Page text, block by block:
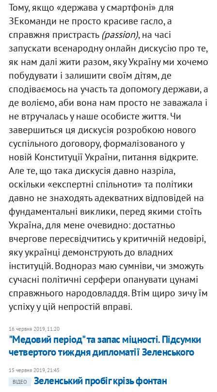
Тому, якщо «держава у смартфоні» для
ЗЕкоманди не просто красиве гасло, а
справжня пристрасть (passion), на часі
запускати всенародну онлайн дискусію про те,
як нам далі жити разом, яку Україну ми хочемо
побудувати і залишити своїм дітям, де
сподіваємось на участь та допомогу держави, а
де воліємо, аби вона нам просто не заважала і
не втручалась у наше особисте життя. Чи
завершиться ця дискусія розробкою нового
суспільного договору, формалізованого у
новій Конституції України, питання відкрите.
Але те, що така дискусія давно назріла,
оскільки «експертні спільноти» та політики
давно не знаходять адекватних відповідей на
фундаментальні виклики, перед якими стоїть
Україна, для мене очевидно: достатньо
вчергове пересвідчитись у критичній недовірі,
яку українці демонструють до владних
інституцій. Воднораз маю сумніви, чи зможуть
сучасні політичні серфери опанувати цунамі
справжнього народовладдя. Втім щиро зичу їм
успіху у цій непростій вправі.
16 червня 2019, 11:20
"Медовий період" та запас міцності. Підсумки
четвертого тиждня дипломатії Зеленського
15 червня 2019, 21:45
ВІДЕО
Зеленський пробіг крізь фонтан